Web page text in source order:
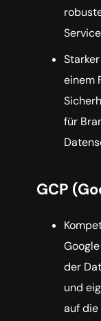
einem
für
GCP
der
und
auf die